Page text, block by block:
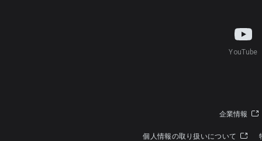
YouTube
企業情報
個人情報の取り扱いについて